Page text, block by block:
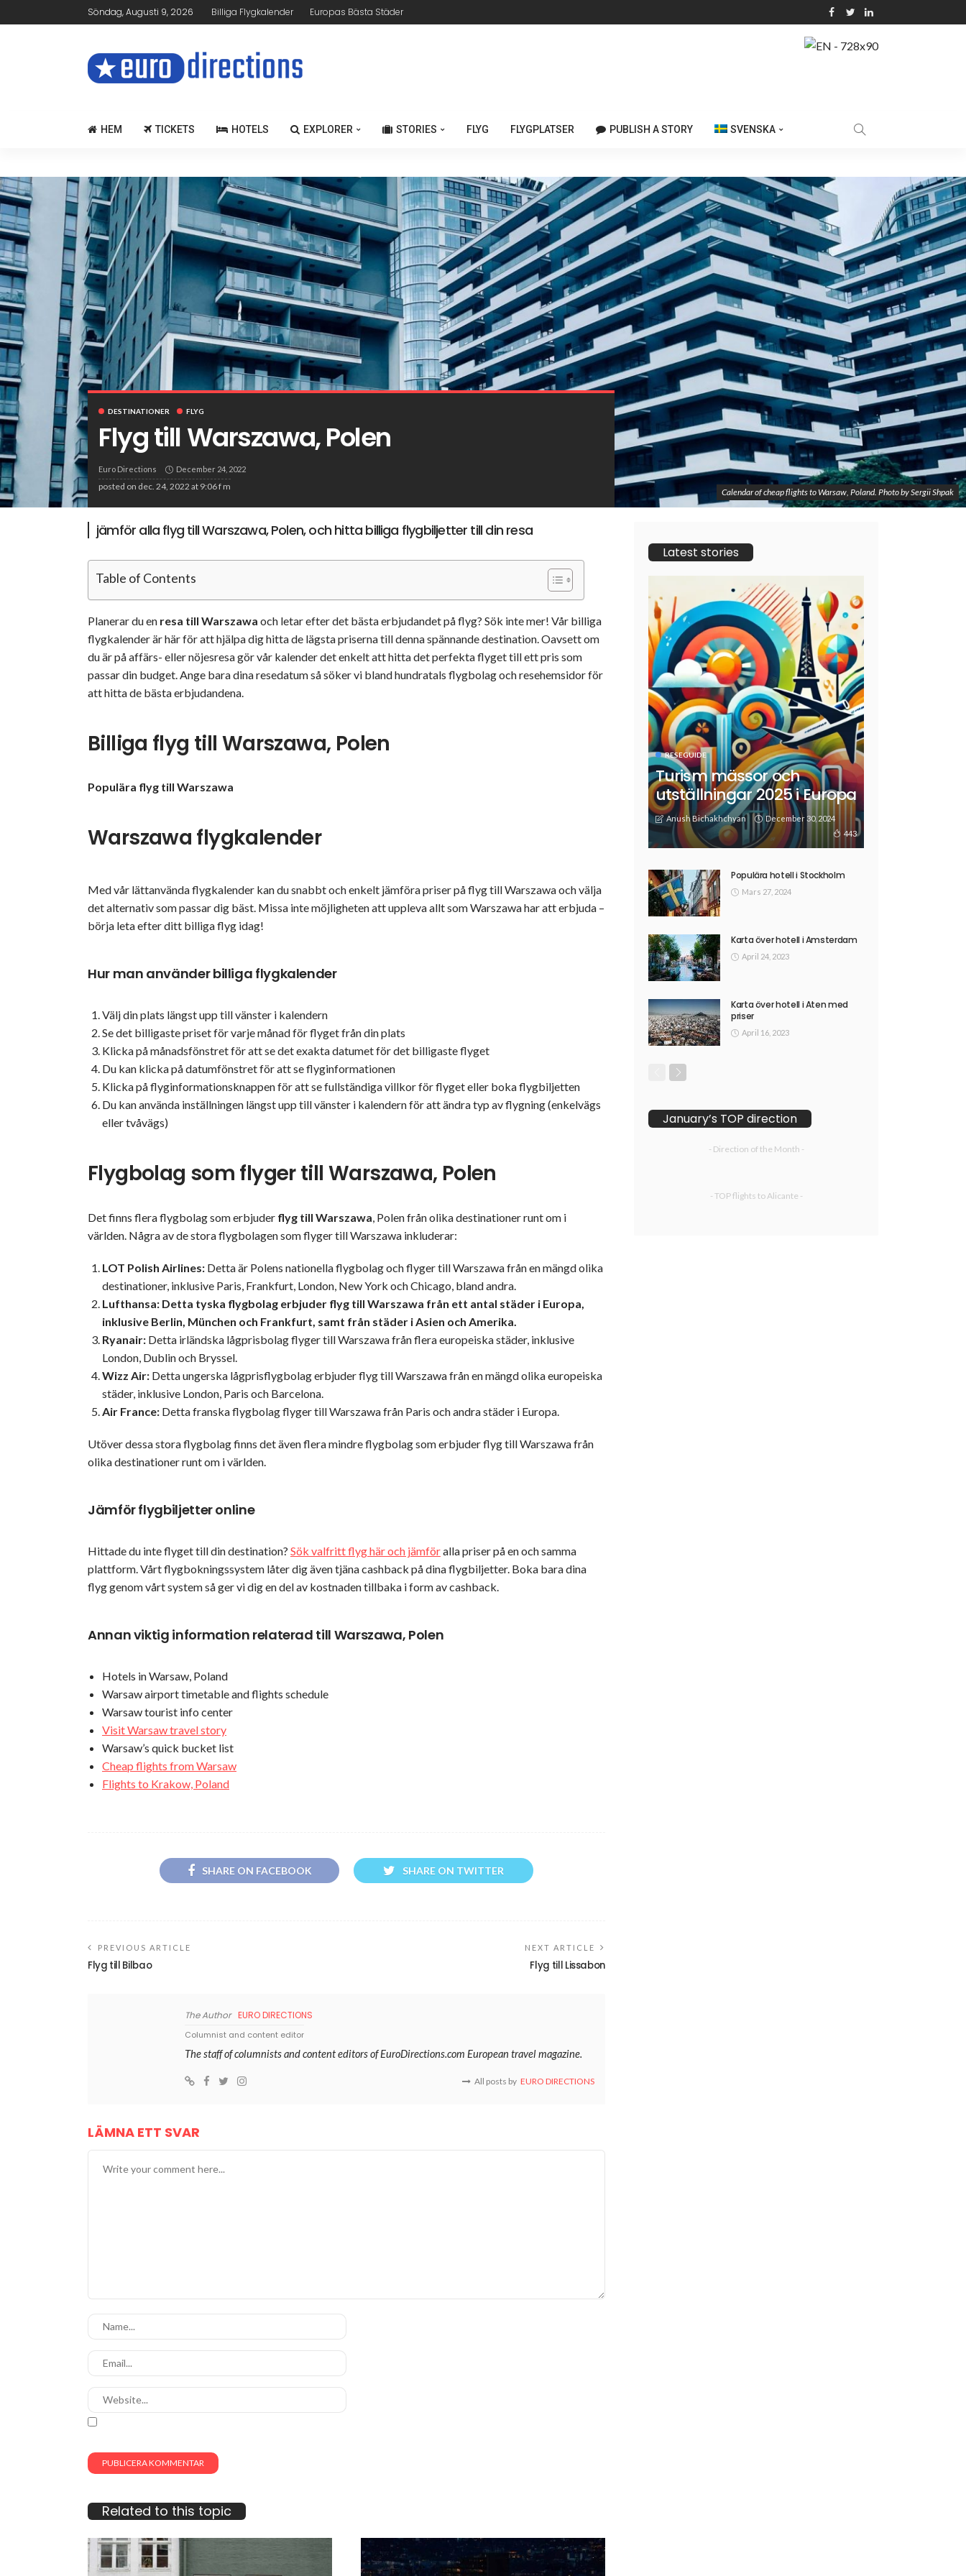
Söndag, Augusti 9, 2026 Billiga Flygkalender Europas Bästa Städer
HEM TICKETS HOTELS EXPLORER STORIES FLYG FLYGPLATSER PUBLISH A STORY SVENSKA
DESTINATIONER FLYG
Flyg till Warszawa, Polen
Euro Directions December 24, 2022
posted on dec. 24, 2022 at 9:06 f m
Calendar of cheap flights to Warsaw, Poland. Photo by Sergii Shpak
jämför alla flyg till Warszawa, Polen, och hitta billiga flygbiljetter till din resa
Table of Contents
Planerar du en resa till Warszawa och letar efter det bästa erbjudandet på flyg? Sök inte mer! Vår billiga
flygkalender är här för att hjälpa dig hitta de lägsta priserna till denna spännande destination. Oavsett om
du är på affärs- eller nöjesresa gör vår kalender det enkelt att hitta det perfekta flyget till ett pris som
passar din budget. Ange bara dina resedatum så söker vi bland hundratals flygbolag och resehemsidor för
att hitta de bästa erbjudandena.
Billiga flyg till Warszawa, Polen
Populära flyg till Warszawa
Warszawa flygkalender
Med vår lättanvända flygkalender kan du snabbt och enkelt jämföra priser på flyg till Warszawa och välja
det alternativ som passar dig bäst. Missa inte möjligheten att uppleva allt som Warszawa har att erbjuda –
börja leta efter ditt billiga flyg idag!
Hur man använder billiga flygkalender
Välj din plats längst upp till vänster i kalendern
Se det billigaste priset för varje månad för flyget från din plats
Klicka på månadsfönstret för att se det exakta datumet för det billigaste flyget
Du kan klicka på datumfönstret för att se flyginformationen
Klicka på flyginformationsknappen för att se fullständiga villkor för flyget eller boka flygbiljetten
Du kan använda inställningen längst upp till vänster i kalendern för att ändra typ av flygning (enkelvägs
eller tvåvägs)
Flygbolag som flyger till Warszawa, Polen
Det finns flera flygbolag som erbjuder flyg till Warszawa , Polen från olika destinationer runt om i
världen. Några av de stora flygbolagen som flyger till Warszawa inkluderar:
LOT Polish Airlines: Detta är Polens nationella flygbolag och flyger till Warszawa från en mängd olika
destinationer, inklusive Paris, Frankfurt, London, New York och Chicago, bland andra.
Lufthansa: Detta tyska flygbolag erbjuder flyg till Warszawa från ett antal städer i Europa,
inklusive Berlin, München och Frankfurt, samt från städer i Asien och Amerika.
Ryanair: Detta irländska lågprisbolag flyger till Warszawa från flera europeiska städer, inklusive
London, Dublin och Bryssel.
Wizz Air: Detta ungerska lågprisflygbolag erbjuder flyg till Warszawa från en mängd olika europeiska
städer, inklusive London, Paris och Barcelona.
Air France: Detta franska flygbolag flyger till Warszawa från Paris och andra städer i Europa.
Utöver dessa stora flygbolag finns det även flera mindre flygbolag som erbjuder flyg till Warszawa från
olika destinationer runt om i världen.
Jämför flygbiljetter online
Hittade du inte flyget till din destination? Sök valfritt flyg här och jämföralla priser på en och samma
plattform. Vårt flygbokningssystem låter dig även tjäna cashback på dina flygbiljetter. Boka bara dina
flyg genom vårt system så ger vi dig en del av kostnaden tillbaka i form av cashback.
Annan viktig information relaterad till Warszawa, Polen
Hotels in Warsaw, Poland
Warsaw airport timetable and flights schedule
Warsaw tourist info center
Visit Warsaw travel story
Warsaw’s quick bucket list
Cheap flights from Warsaw
Flights to Krakow, Poland
SHARE ON FACEBOOK SHARE ON TWITTER
PREVIOUS ARTICLE
Flyg till Bilbao
NEXT ARTICLE
Flyg till Lissabon
The Author EURO DIRECTIONS
Columnist and content editor
The staff of columnists and content editors of EuroDirections.com European travel magazine.
All posts by EURO DIRECTIONS
LÄMNA ETT SVAR
Related to this topic
Latest stories
RESEGUIDE
Turism mässor och
utställningar 2025 i Europa
Anush Bichakhchyan
December 30, 2024
443
Populära hotell i Stockholm
Mars 27, 2024
Karta över hotell i Amsterdam
April 24, 2023
Karta över hotell i Aten med
priser
April 16, 2023
January’s TOP direction
- Direction of the Month -
- TOP flights to Alicante -